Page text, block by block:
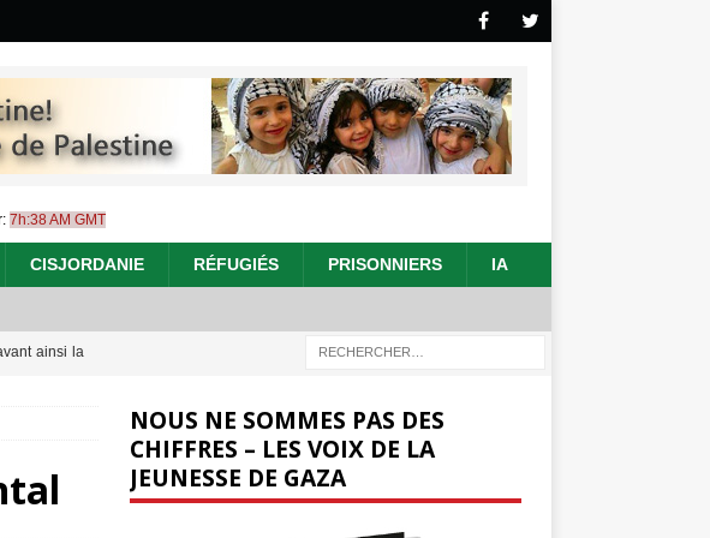
7h:38 AM GMT
CISJORDANIE RÉFUGIÉS PRISONNIERS IA
ainsi la
NOUS NE SOMMES PAS DES
CHIFFRES – LES VOIX DE LA
JEUNESSE DE GAZA